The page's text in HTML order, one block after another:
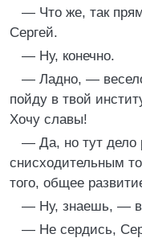
— Что же, так
Сергей.
— Ну, конечно.
— Ладно, —
пойду в твой
Хочу славы!
— Да, но тут дело
снисходительным
того, общее
— Ну, знаешь, —
— Не сердись,